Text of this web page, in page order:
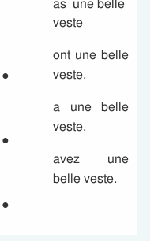
●
●
●
as une belle
veste
ont une belle
veste.
a une belle
veste.
avez une
belle veste.